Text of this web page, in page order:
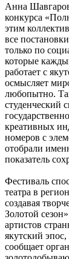
Анна
конкурса
этим
все
только по
которые
работает с
осмысляет
любопытно.
студенческий
креативных
номеров с
отобрали
показатель
Фестиваль
театра в
создавая
Золотой
артистов
якутский
сообщает